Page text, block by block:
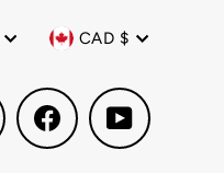
Devise
CAD $
Facebook YouTube